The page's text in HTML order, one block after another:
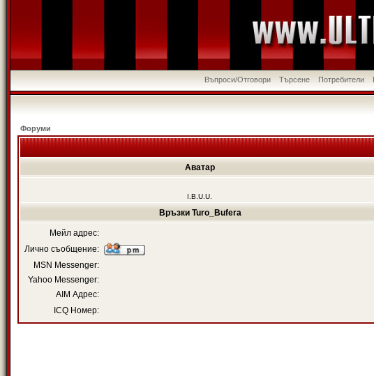
Въпроси/Отговори Търсене Потребители
Форуми
Аватар
I.B.U.U.
Връзки Turo_Bufera
Мейл адрес:
Лично съобщение:
MSN Messenger:
Yahoo Messenger:
AIM Адрес:
ICQ Номер: